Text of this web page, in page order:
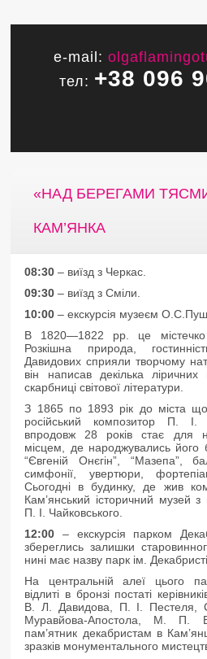
e-mail:
тел: +38 096
«НАД БЕРЕГАМИ
КАМ’ЯНКА
08:30 – виїзд з Черкас.
09:30 – виїзд з Сміли.
10:00 – екскурсія музеєм
В 1820—1822 рр. це містечко
Розкішна природа,
Давидових сприяли творчому
він написав декілька
скарбниці світової літератури.
З 1865 по 1893 рік до міста
російський композитор П. І.
впродовж 28 років стає для
місцем, де народжувались його
“Євгеній Онєгін”, “Мазепа”,
симфонії, увертюри,
Сьогодні в будинку, де жив
Кам’янський історичний музей
П. І. Чайковського.
12:00 – екскурсія парком
збереглись залишки
нині має назву парк ім.
На центральній алеї цього
відлиті в бронзі постаті
В. Л. Давидова, П. І. Пестеля,
Муравйова-Апостола, М. П.
пам’ятник декабристам в
зразків монументального